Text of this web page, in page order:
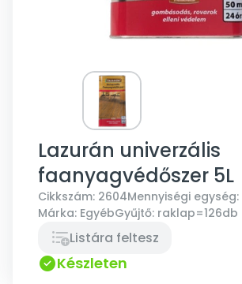
Lazurán univerzális
faanyagvédőszer 5L
Cikkszám: 2604Mennyiségi egység:
Márka: EgyébGyűjtő: raklap=126db
Listára feltesz
Készleten